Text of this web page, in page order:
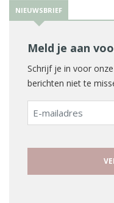
NIEUWSBRIEF
Meld je aan
Schrijf je in voor
berichten niet te
E-
mailadres